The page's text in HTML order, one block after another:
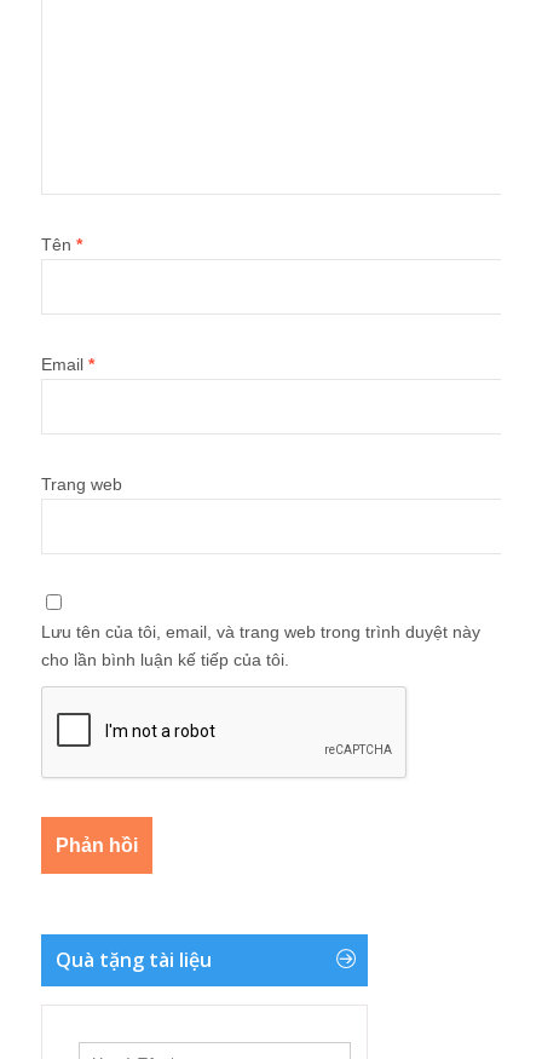
Tên *
Email *
Trang web
Lưu tên của tôi, email, và trang web trong trình duyệt này
cho lần bình luận kế tiếp của tôi.
Quà tặng tài liệu